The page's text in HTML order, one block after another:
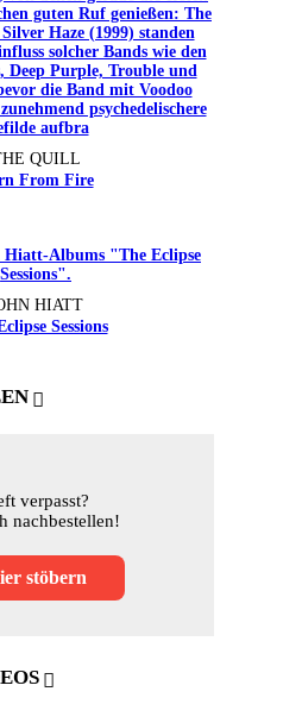
QUILL
From Fire
HIATT
Sessions
verpasst?
nachbestellen!
stöbern